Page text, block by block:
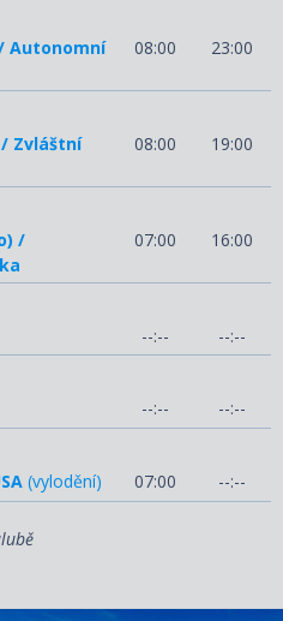
Autonomní
08:00 23:00
Zvláštní
08:00 19:00
/
07:00 16:00
--:--
--:--
--:--
--:--
(vylodění) 07:00 --:--